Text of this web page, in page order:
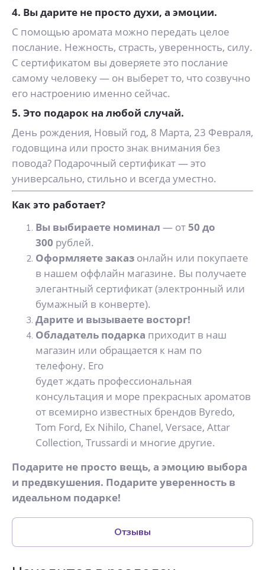
4. Вы дарите не просто духи, а эмоции.
С помощью аромата можно передать целое
послание. Нежность, страсть, уверенность, силу.
С сертификатом вы доверяете это послание
самому человеку — он выберет то, что созвучно
его настроению именно сейчас.
5. Это подарок на любой случай.
День рождения, Новый год, 8 Марта, 23 Февраля,
годовщина или просто знак внимания без
повода? Подарочный сертификат — это
универсально, стильно и всегда уместно.
Как это работает?
Вы выбираете номинал — от 50 до
300 рублей.
Оформляете заказ онлайн или покупаете
в нашем оффлайн магазине. Вы получаете
элегантный сертификат (электронный или
бумажный в конверте).
Дарите и вызываете восторг!
Обладатель подарка приходит в наш
магазин или обращается к нам по
телефону. Его
будет ждать профессиональная
консультация и море прекрасных ароматов
от всемирно известных брендов Byredo,
Tom Ford, Ex Nihilo, Chanel, Versace, Attar
Collection, Trussardi и многие другие.
Подарите не просто вещь, а эмоцию выбора
и предвкушения. Подарите уверенность в
идеальном подарке!
Отзывы